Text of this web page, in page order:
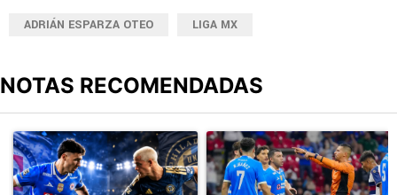
ADRIÁN ESPARZA OTEO LIGA MX
NOTAS RECOMENDADAS
Un artículo de tendencia con el título "Sigue EN VIVO Cruz Azul
Un artículo de tendencia con el